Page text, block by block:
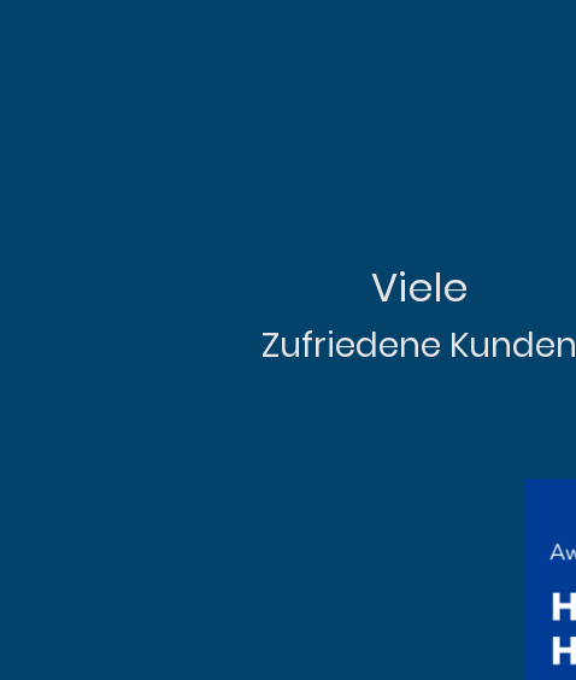
Viele
Zufriedene Kunden